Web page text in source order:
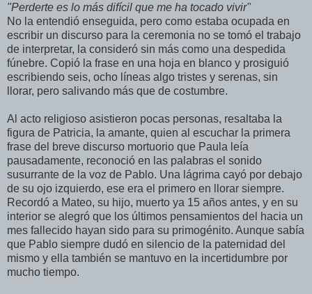
"Perderte es lo más difícil que me ha tocado vivir"
No la entendió enseguida, pero como estaba ocupada en
escribir un discurso para la ceremonia no se tomó el trabajo
de interpretar, la consideró sin más como una despedida
fúnebre. Copió la frase en una hoja en blanco y prosiguió
escribiendo seis, ocho líneas algo tristes y serenas, sin
llorar, pero salivando más que de costumbre.
Al acto religioso asistieron pocas personas, resaltaba la
figura de Patricia, la amante, quien al escuchar la primera
frase del breve discurso mortuorio que Paula leía
pausadamente, reconoció en las palabras el sonido
susurrante de la voz de Pablo. Una lágrima cayó por debajo
de su ojo izquierdo, ese era el primero en llorar siempre.
Recordó a Mateo, su hijo, muerto ya 15 años antes, y en su
interior se alegró que los últimos pensamientos del hacia un
mes fallecido hayan sido para su primogénito. Aunque sabía
que Pablo siempre dudó en silencio de la paternidad del
mismo y ella también se mantuvo en la incertidumbre por
mucho tiempo.